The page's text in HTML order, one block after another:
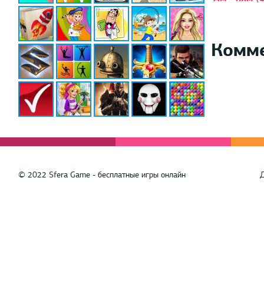
© 2022 Sfera Game - бесплатные игры онлайн